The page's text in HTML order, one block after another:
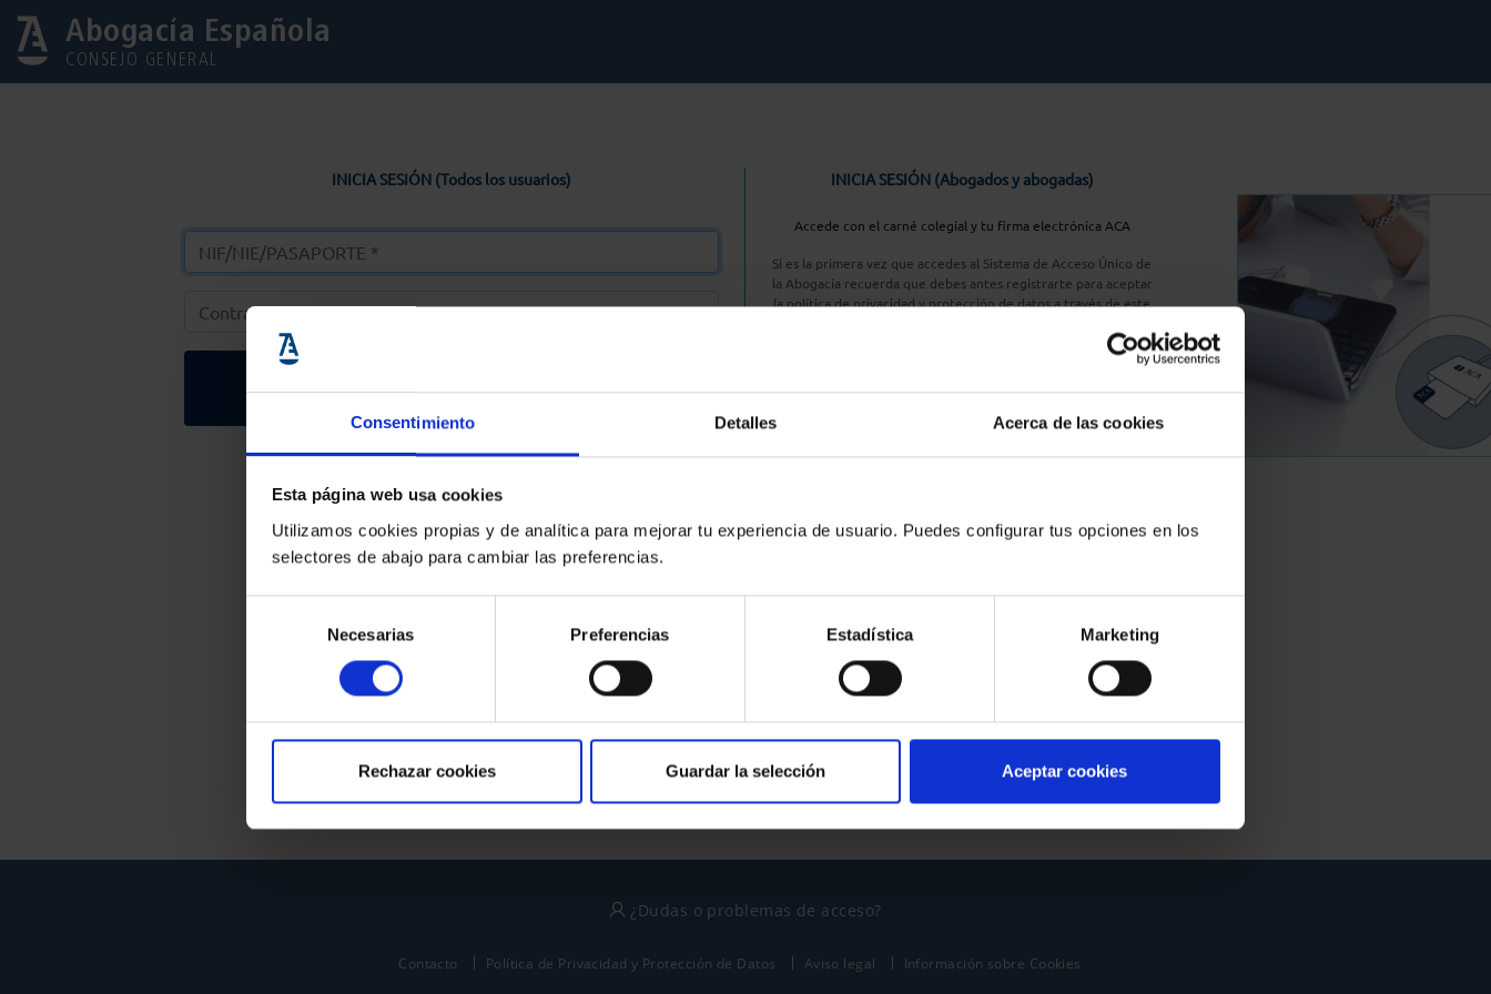
Consentimiento Detalles Acerca de las cookies
Esta página web usa cookies
Utilizamos cookies propias y de analítica para mejorar tu experiencia de usuario. Puedes configurar tus opciones en los
selectores de abajo para cambiar las preferencias.
consentimiento
Necesarias Preferencias Estadística Marketing
Rechazar cookies Guardar la selección Aceptar cookies
Abogacía Española
CONSEJO GENERAL
INICIA SESIÓN (Todos los usuarios)
Entrar
Solicitar Contraseña
INICIA SESIÓN (Abogados y abogadas)
Accede con el carné colegial y tu firma electrónica ACA
Si es la primera vez que accedes al Sistema de Acceso Único de
la Abogacía recuerda que debes antes registrarte para aceptar
la política de privacidad y protección de datos a través de este
Entrar con ACA Plus
¿No tienes cuenta?
política de privacidad
y términos del servicio
¿Dudas o problemas de acceso?
Contacto Política de Privacidad y Protección de Datos Aviso legal Información sobre Cookies